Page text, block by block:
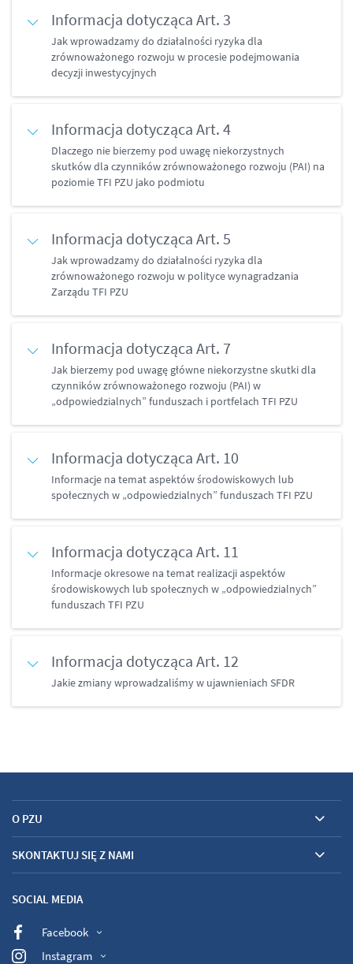
Informacja dotycząca Art. 3
Jak wprowadzamy do działalności ryzyka dla
zrównoważonego rozwoju w procesie podejmowania
decyzji inwestycyjnych
Informacja dotycząca Art. 4
Dlaczego nie bierzemy pod uwagę niekorzystnych
skutków dla czynników zrównoważonego rozwoju (PAI) na
poziomie TFI PZU jako podmiotu
Informacja dotycząca Art. 5
Jak wprowadzamy do działalności ryzyka dla
zrównoważonego rozwoju w polityce wynagradzania
Zarządu TFI PZU
Informacja dotycząca Art. 7
Jak bierzemy pod uwagę główne niekorzystne skutki dla
czynników zrównoważonego rozwoju (PAI) w
„odpowiedzialnych” funduszach i portfelach TFI PZU
Informacja dotycząca Art. 10
Informacje na temat aspektów środowiskowych lub
społecznych w „odpowiedzialnych” funduszach TFI PZU
Informacja dotycząca Art. 11
Informacje okresowe na temat realizacji aspektów
środowiskowych lub społecznych w „odpowiedzialnych”
funduszach TFI PZU
Informacja dotycząca Art. 12
Jakie zmiany wprowadzaliśmy w ujawnieniach SFDR
O PZU
SKONTAKTUJ SIĘ Z NAMI
SOCIAL MEDIA
Facebook
Instagram